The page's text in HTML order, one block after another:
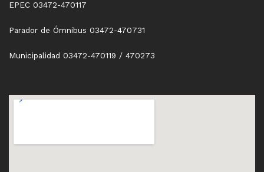
EPEC 03472-470117
Parador de Ómnibus 03472-470731
Municipalidad 03472-470119 / 470273